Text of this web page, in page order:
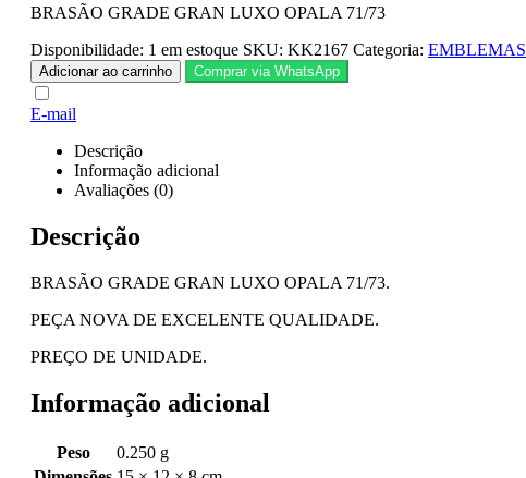
BRASÃO GRADE GRAN LUXO OPALA 71/73
Disponibilidade: 1 em estoque SKU: KK2167 Categoria: EMBLEMAS
Adicionar ao carrinho Comprar via WhatsApp
E-mail
Descrição
Informação adicional
Avaliações (0)
Descrição
BRASÃO GRADE GRAN LUXO OPALA 71/73.
PEÇA NOVA DE EXCELENTE QUALIDADE.
PREÇO DE UNIDADE.
Informação adicional
Peso
0.250 g